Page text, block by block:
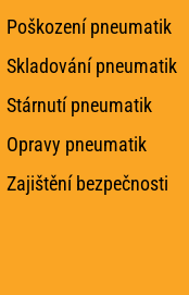
Poškození pneumatik
Skladování pneumatik
Stárnutí pneumatik
Opravy pneumatik
Zajištění bezpečnosti